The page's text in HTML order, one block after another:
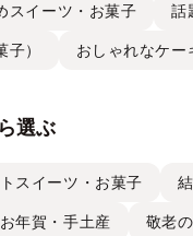
スイーツ・お菓子 話
） おしゃれなケー
選ぶ
スイーツ・お菓子
お年賀・手土産 敬老